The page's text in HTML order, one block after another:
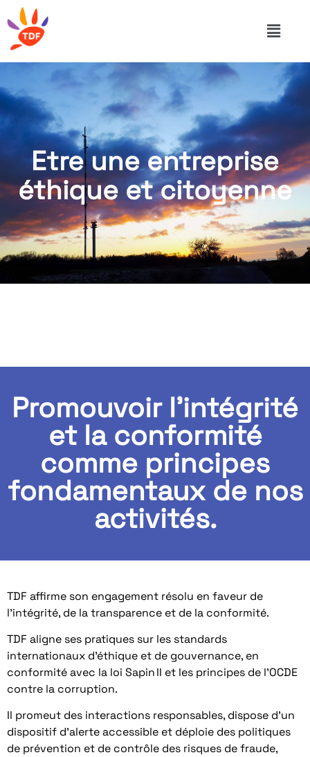
Etre une entreprise
éthique et citoyenne
Promouvoir l'intégrité
et la conformité
comme principes
fondamentaux de nos
activités.
TDF affirme son engagement résolu en faveur de
l’intégrité, de la transparence et de la conformité.
TDF aligne ses pratiques sur les standards
internationaux d’éthique et de gouvernance, en
conformité avec la loi Sapin II et les principes de l’OCDE
contre la corruption.
Il promeut des interactions responsables, dispose d’un
dispositif d’alerte accessible et déploie des politiques
de prévention et de contrôle des risques de fraude,